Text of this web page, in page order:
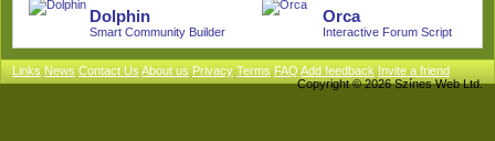
Dolphin
Smart Community Builder
Orca
Interactive Forum Script
Links News Contact Us About us Privacy Terms FAQ Add feedback Invite a friend
Copyright © 2026 Színes Web Ltd.